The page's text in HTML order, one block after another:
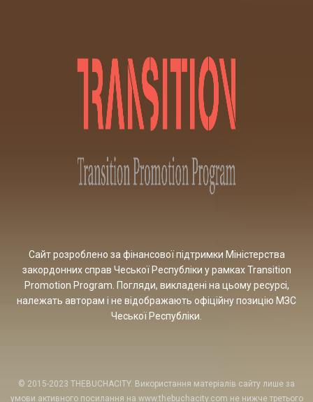
Сайт розроблено за фінансової підтримки Міністерства
закордонних справ Чеської Республіки у рамках Transition
Promotion Program. Погляди, викладені на цьому ресурсі,
належать авторам і не відображають офіційну позицію МЗС
Чеської Республіки.
© 2015-2023 THEBUCHACITY. Використання матеріалів сайту лише за
умови активного посилання на www.thebuchacity.com не нижче третього